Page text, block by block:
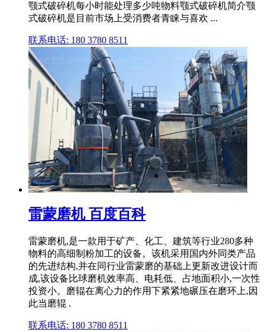
颚式破碎机每小时能处理多少吨物料颚式破碎机简介颚
式破碎机是目前市场上受消费者青睐与喜欢 ...
联系电话: 180 3780 8511
雷蒙磨机 百度百科
雷蒙磨机,是一款用于矿产、化工、建筑等行业280多种
物料的高细制粉加工的设备。该机采用国内外同类产品
的先进结构,并在同行业雷蒙磨的基础上更新改进设计而
成,该设备比球磨机效率高、电耗低、占地面积小,一次性
投资小。磨辊在离心力的作用下紧紧地碾压在磨环上,因
此当磨辊 .
联系电话: 180 3780 8511